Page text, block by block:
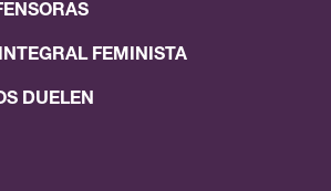
FEMINISTA
DUELEN